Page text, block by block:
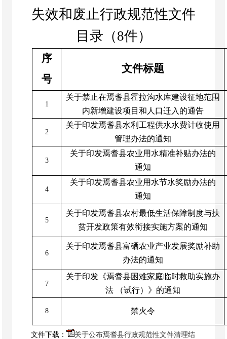
失效和废止行政规范性文件
目录（8件）
序
号
文件标题
1
关于禁止在焉耆县霍拉沟水库建设征地范围
内新增建设项目和人口迁入的通告
2
关于印发焉耆县水利工程供水水费计收使用
管理办法的通知
3
关于印发焉耆县农业用水精准补贴办法的
通知
4
关于印发焉耆县农业用水节水奖励办法的
通知
5
关于印发焉耆县农村最低生活保障制度与扶
贫开发政策有效衔接实施方案的通知
6
关于印发焉耆县富硒农业产业发展奖励补助
办法的通知
7
关于印发《焉耆县困难家庭临时救助实施办
法 （试行）》的通知
8 禁火令
文件下载： 关于公布焉耆县行政规范性文件清理结